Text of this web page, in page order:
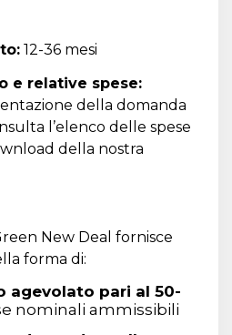
12-36 mesi
e relative spese:
della domanda
l’elenco delle spese
della nostra
New Deal fornisce
forma di:
agevolato pari al 50-
nominali ammissibili